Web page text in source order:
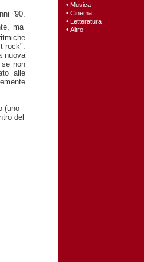
'90.
ma
rock".
nuova
non
alle
(uno
del
• Musica
• Cinema
• Letteratura
• Altro